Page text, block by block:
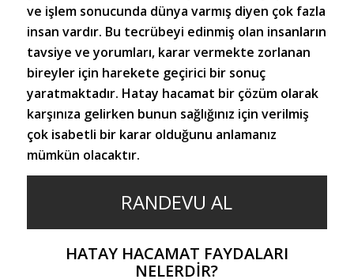
ve işlem sonucunda dünya varmış diyen çok fazla
insan vardır. Bu tecrübeyi edinmiş olan insanların
tavsiye ve yorumları, karar vermekte zorlanan
bireyler için harekete geçirici bir sonuç
yaratmaktadır. Hatay hacamat bir çözüm olarak
karşınıza gelirken bunun sağlığınız için verilmiş
çok isabetli bir karar olduğunu anlamanız
mümkün olacaktır.
RANDEVU AL
HATAY HACAMAT FAYDALARI
NELERDIR?